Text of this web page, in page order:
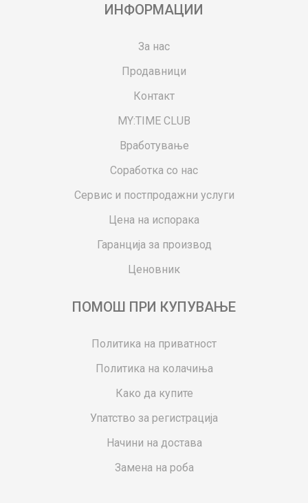
ИНФОРМАЦИИ
За нас
Продавници
Контакт
MY:TIME CLUB
Вработување
Соработка со нас
Сервис и постпродажни услуги
Цена на испорака
Гаранција за производ
Ценовник
ПОМОШ ПРИ КУПУВАЊЕ
Политика на приватност
Политика на колачиња
Како да купите
Упатство за регистрација
Начини на достава
Замена на роба